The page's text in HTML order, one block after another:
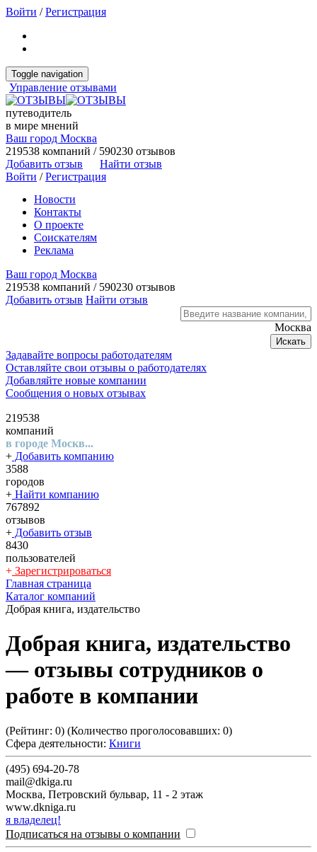
Войти /Регистрация
Toggle navigation
Управление отзывами
путеводитель
в мире мнений
Ваш город Москва
219538 компаний / 590230 отзывов
Добавить отзыв
Найти отзыв
Войти /Регистрация
Новости
Контакты
О проекте
Соискателям
Реклама
Ваш город Москва
219538 компаний / 590230 отзывов
Добавить отзыв Найти отзыв
Москва
Искать
Задавайте вопросы работодателям
Оставляйте свои отзывы о работодателях
Добавляйте новые компании
Сообщения о новых отзывах
219538
компаний
в городе Москв...
+ Добавить компанию
3588
городов
+ Найти компанию
767892
отзывов
+ Добавить отзыв
8430
пользователей
+ Зарегистрироваться
Главная страница
Каталог компаний
Добрая книга, издательство
Добрая книга, издательство
— отзывы сотрудников о
работе в компании
(Рейтинг: 0) (Количество проголосовавших: 0)
Сфера деятельности: Книги
(495) 694-20-78
mail@dkiga.ru
Москва, Петровский бульвар, 11 - 2 этаж
www.dkniga.ru
я владелец!
Подписаться на отзывы о компании